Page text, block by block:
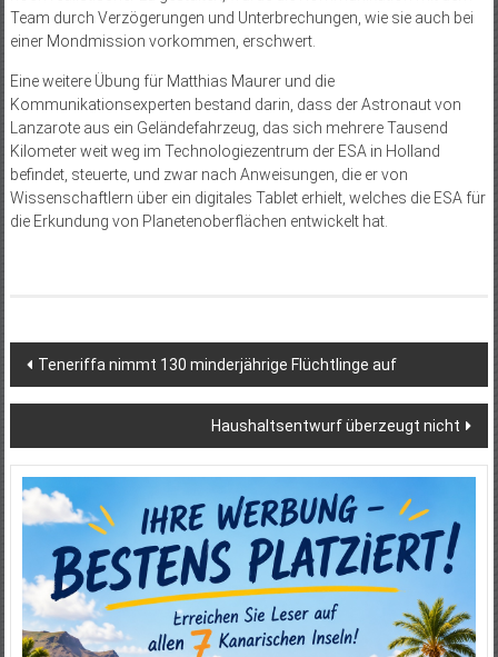
Team durch Verzögerungen und Unterbrechungen, wie sie auch bei
einer Mondmission vorkommen, erschwert.
Eine weitere Übung für Matthias Maurer und die
Kommunikationsexperten bestand darin, dass der Astronaut von
Lanzarote aus ein Geländefahrzeug, das sich mehrere Tausend
Kilometer weit weg im Technologiezentrum der ESA in Holland
befindet, steuerte, und zwar nach Anweisungen, die er von
Wissenschaftlern über ein digitales Tablet erhielt, welches die ESA für
die Erkundung von Planetenoberflächen entwickelt hat.
Beitragsnavigation
Teneriffa nimmt 130 minderjährige Flüchtlinge auf
Haushaltsentwurf überzeugt nicht